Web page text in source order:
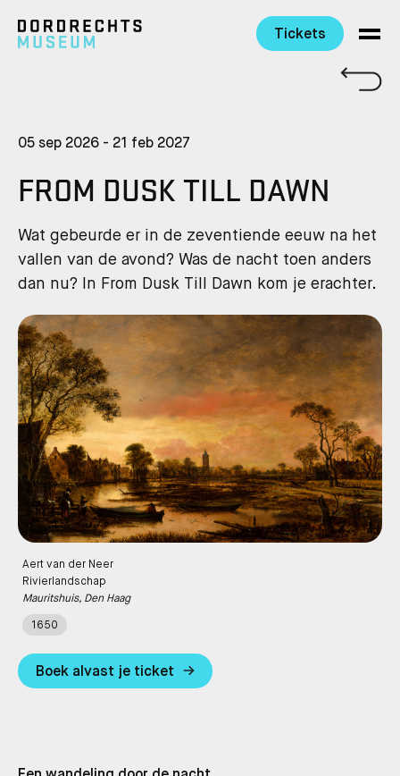
Tickets
05 sep 2026 - 21 feb 2027
FROM DUSK TILL DAWN
Wat gebeurde er in de zeventiende eeuw na het
vallen van de avond? Was de nacht toen anders
dan nu? In From Dusk Till Dawn kom je erachter.
Aert van der Neer
Rivierlandschap
Mauritshuis, Den Haag
1650
Boek alvast je ticket